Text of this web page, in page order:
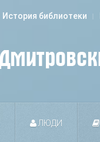
История библиотеки
ЛЮДИ